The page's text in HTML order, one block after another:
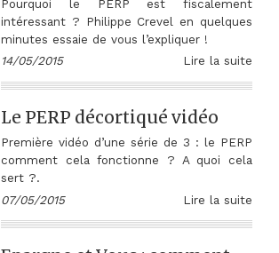
Pourquoi le PERP est fiscalement
intéressant ? Philippe Crevel en quelques
minutes essaie de vous l’expliquer !
14/05/2015
Lire la suite
Le PERP décortiqué vidéo
Première vidéo d’une série de 3 : le PERP
comment cela fonctionne ? A quoi cela
sert ?.
07/05/2015
Lire la suite